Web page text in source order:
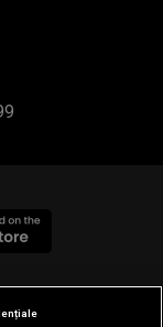
SA, Toate